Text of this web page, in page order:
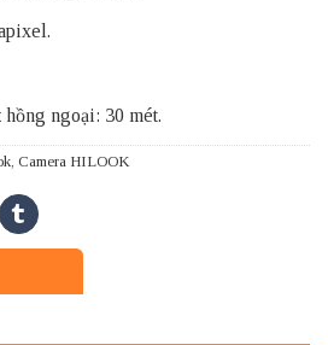
hồng ngoại: 30 mét.
, Camera HILOOK